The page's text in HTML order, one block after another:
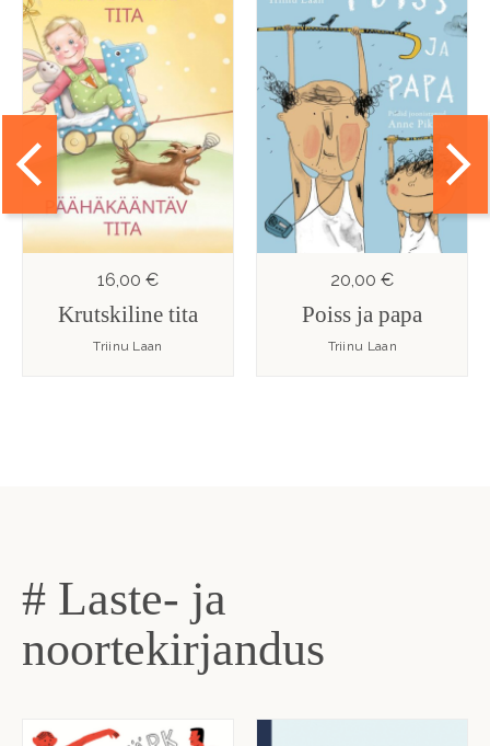
16,00 €
Krutskiline tita
Triinu Laan
20,00 €
Poiss ja papa
Triinu Laan
# Laste- ja
noortekirjandus